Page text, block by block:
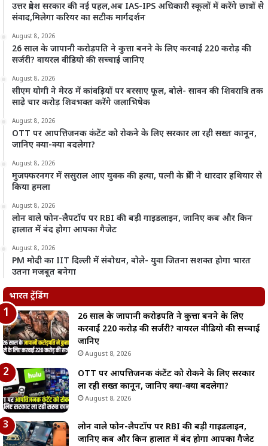
उत्तर प्रदेश सरकार की नई पहल,अब IAS-IPS अधिकारी स्कूलों में करेंगे छात्रों से
संवाद,मिलेगा करियर का सटीक मार्गदर्शन
August 8, 2026
26 साल के जापानी करोड़पति ने कुत्ता बनने के लिए करवाई 220 करोड़ की
सर्जरी? वायरल वीडियो की सच्चाई जानिए
August 8, 2026
सीएम योगी ने मेरठ में कांवड़ियों पर बरसाए फूल, बोले- सावन की शिवरात्रि तक
साढ़े चार करोड़ शिवभक्त करेंगे जलाभिषेक
August 8, 2026
OTT पर आपत्तिजनक कंटेंट को रोकने के लिए सरकार ला रही सख्त कानून,
जानिए क्या-क्या बदलेगा?
August 8, 2026
मुजफ्फरनगर में ससुराल आए युवक की हत्या, पत्नी के प्रेमी ने धारदार हथियार से
किया हमला
August 8, 2026
लोन वाले फोन-लैपटॉप पर RBI की बड़ी गाइडलाइन, जानिए कब और किन
हालात में बंद होगा आपका गैजेट
August 8, 2026
PM मोदी का IIT दिल्ली में संबोधन, बोले- युवा जितना सशक्त होगा भारत
उतना मजबूत बनेगा
भारत ट्रेंडिंग
26 साल के जापानी करोड़पति ने कुत्ता बनने के लिए
करवाई 220 करोड़ की सर्जरी? वायरल वीडियो की सच्चाई
जानिए
August 8, 2026
OTT पर आपत्तिजनक कंटेंट को रोकने के लिए सरकार
ला रही सख्त कानून, जानिए क्या-क्या बदलेगा?
August 8, 2026
लोन वाले फोन-लैपटॉप पर RBI की बड़ी गाइडलाइन,
जानिए कब और किन हालात में बंद होगा आपका गैजेट